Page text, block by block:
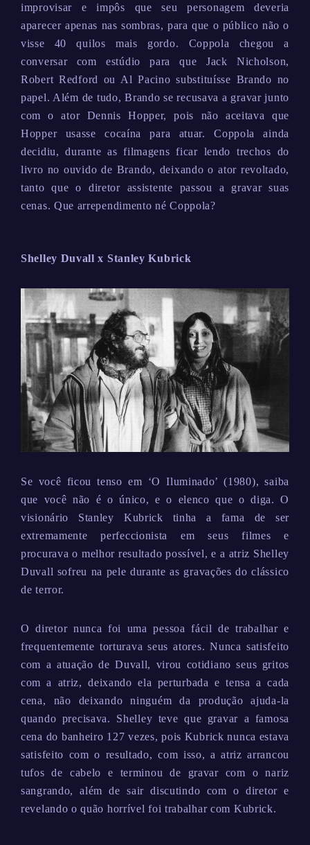
improvisar e impôs que seu personagem deveria
aparecer apenas nas sombras, para que o público não o
visse 40 quilos mais gordo. Coppola chegou a
conversar com estúdio para que Jack Nicholson,
Robert Redford ou Al Pacino substituísse Brando no
papel. Além de tudo, Brando se recusava a gravar junto
com o ator Dennis Hopper, pois não aceitava que
Hopper usasse cocaína para atuar. Coppola ainda
decidiu, durante as filmagens ficar lendo trechos do
livro no ouvido de Brando, deixando o ator revoltado,
tanto que o diretor assistente passou a gravar suas
cenas. Que arrependimento né Coppola?
Shelley Duvall x Stanley Kubrick
Se você ficou tenso em ‘O Iluminado’ (1980), saiba
que você não é o único, e o elenco que o diga. O
visionário Stanley Kubrick tinha a fama de ser
extremamente perfeccionista em seus filmes e
procurava o melhor resultado possível, e a atriz Shelley
Duvall sofreu na pele durante as gravações do clássico
de terror.
O diretor nunca foi uma pessoa fácil de trabalhar e
frequentemente torturava seus atores. Nunca satisfeito
com a atuação de Duvall, virou cotidiano seus gritos
com a atriz, deixando ela perturbada e tensa a cada
cena, não deixando ninguém da produção ajuda-la
quando precisava. Shelley teve que gravar a famosa
cena do banheiro 127 vezes, pois Kubrick nunca estava
satisfeito com o resultado, com isso, a atriz arrancou
tufos de cabelo e terminou de gravar com o nariz
sangrando, além de sair discutindo com o diretor e
revelando o quão horrível foi trabalhar com Kubrick.